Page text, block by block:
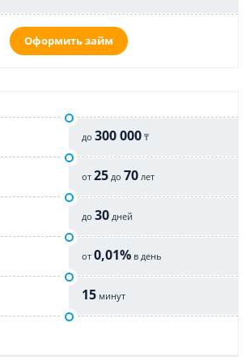
Оформить займ
до 300 000 ₸
от 25 до 70 лет
до 30 дней
от 0,01% в день
15 минут